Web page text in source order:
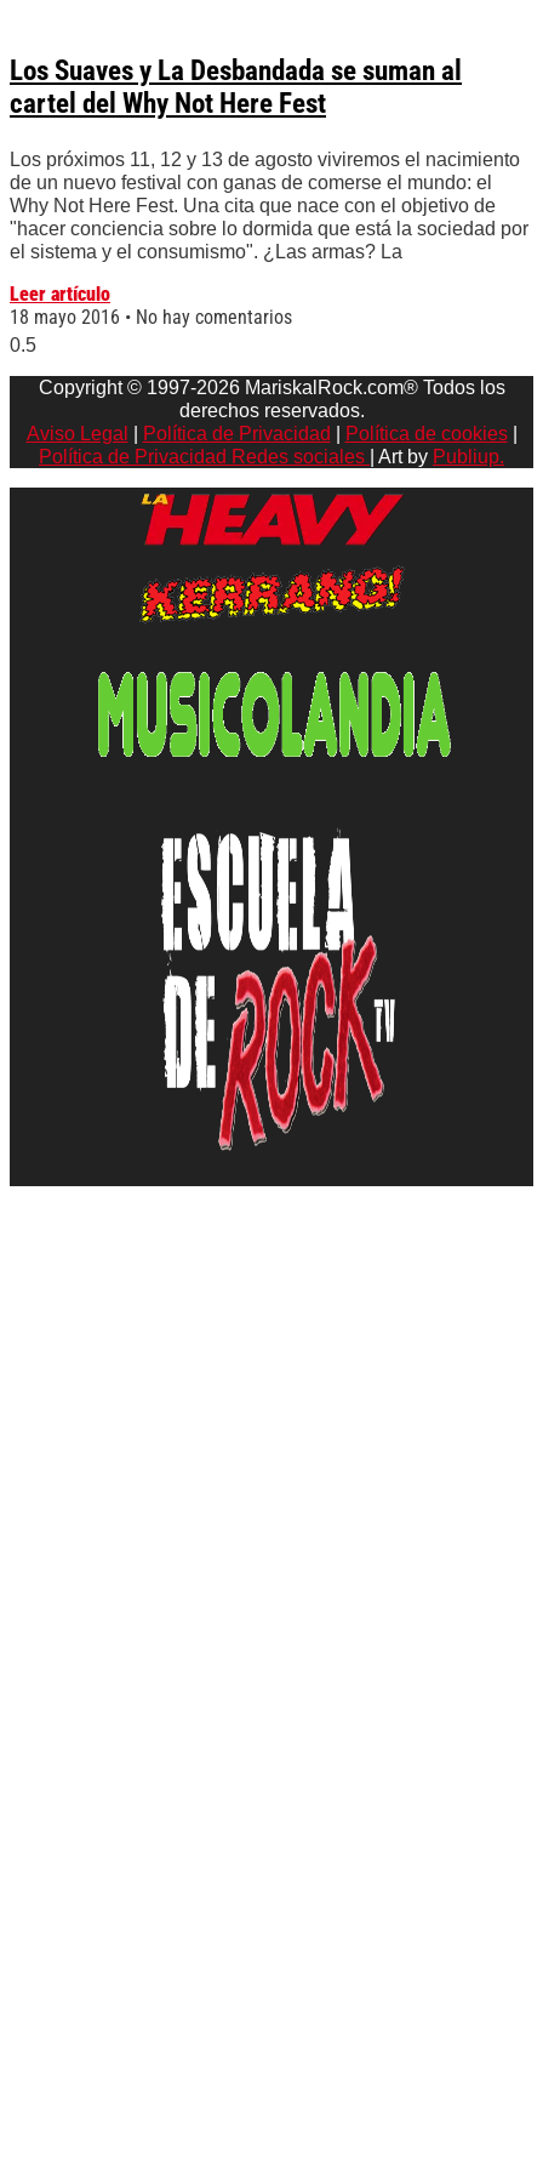
Los Suaves y La Desbandada se suman al
cartel del Why Not Here Fest
Los próximos 11, 12 y 13 de agosto viviremos el nacimiento
de un nuevo festival con ganas de comerse el mundo: el
Why Not Here Fest. Una cita que nace con el objetivo de
"hacer conciencia sobre lo dormida que está la sociedad por
el sistema y el consumismo". ¿Las armas? La
Leer artículo
18 mayo 2016
No hay comentarios
Copyright © 1997-2026 MariskalRock.com® Todos los
derechos reservados.
Aviso Legal
Política de Privacidad Política de cookies|
Política de Privacidad Redes sociales
| Art by Publiup.